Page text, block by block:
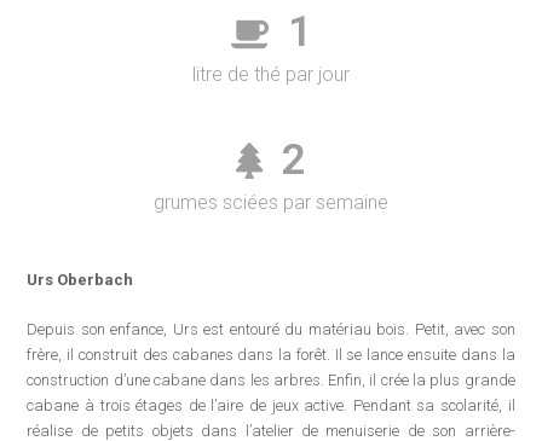
1
litre de thé par jour
2
grumes sciées par semaine
Urs Oberbach
Depuis son enfance, Urs est entouré du matériau bois. Petit, avec son
frère, il construit des cabanes dans la forêt. Il se lance ensuite dans la
construction d’une cabane dans les arbres. Enfin, il crée la plus grande
cabane à trois étages de l’aire de jeux active. Pendant sa scolarité, il
réalise de petits objets dans l’atelier de menuiserie de son arrière-